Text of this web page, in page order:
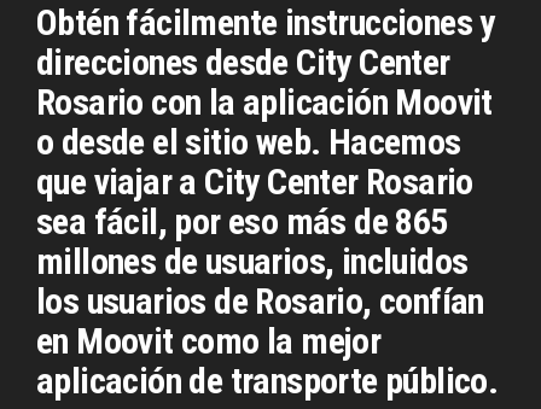
Obtén fácilmente instrucciones y
direcciones desde City Center
Rosario con la aplicación Moovit
o desde el sitio web. Hacemos
que viajar a City Center Rosario
sea fácil, por eso más de 865
millones de usuarios, incluidos
los usuarios de Rosario, confían
en Moovit como la mejor
aplicación de transporte público.